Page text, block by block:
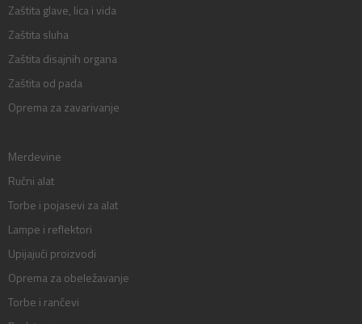
Zaštita glave, lica i vida
Zaštita sluha
Zaštita disajnih organa
Zaštita od pada
Oprema za zavarivanje
Merdevine
Ručni alat
Torbe i pojasevi za alat
Lampe i reflektori
Upijajući proizvodi
Oprema za obeležavanje
Torbe i rančevi